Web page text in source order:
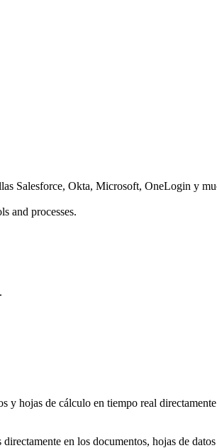
Salesforce, Okta, Microsoft, OneLogin y
and processes.
hojas de cálculo en tiempo real
en los documentos, hojas de